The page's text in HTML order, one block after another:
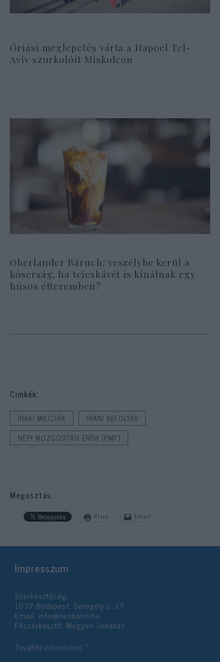
Óriási meglepetés várta a Hapoel Tel-
Aviv szurkolóit Miskolcon
Oberlander Báruch: veszélybe kerül a
kóserság, ha tejeskávét is kínálnak egy
húsos étteremben?
Cimkék:
IRAKI MILÍCIÁK
IRÁNI BEFOLYÁS
NÉPI MOZGÓSÍTÁSI ERŐK (PMF)
Megosztás:
Print Email
Impresszum
Szerkesztőség:
1037 Budapest, Seregély u. 17.
Email: info@neokohn.hu
Főszerkesztő: Megyeri Jonatán
További információ »